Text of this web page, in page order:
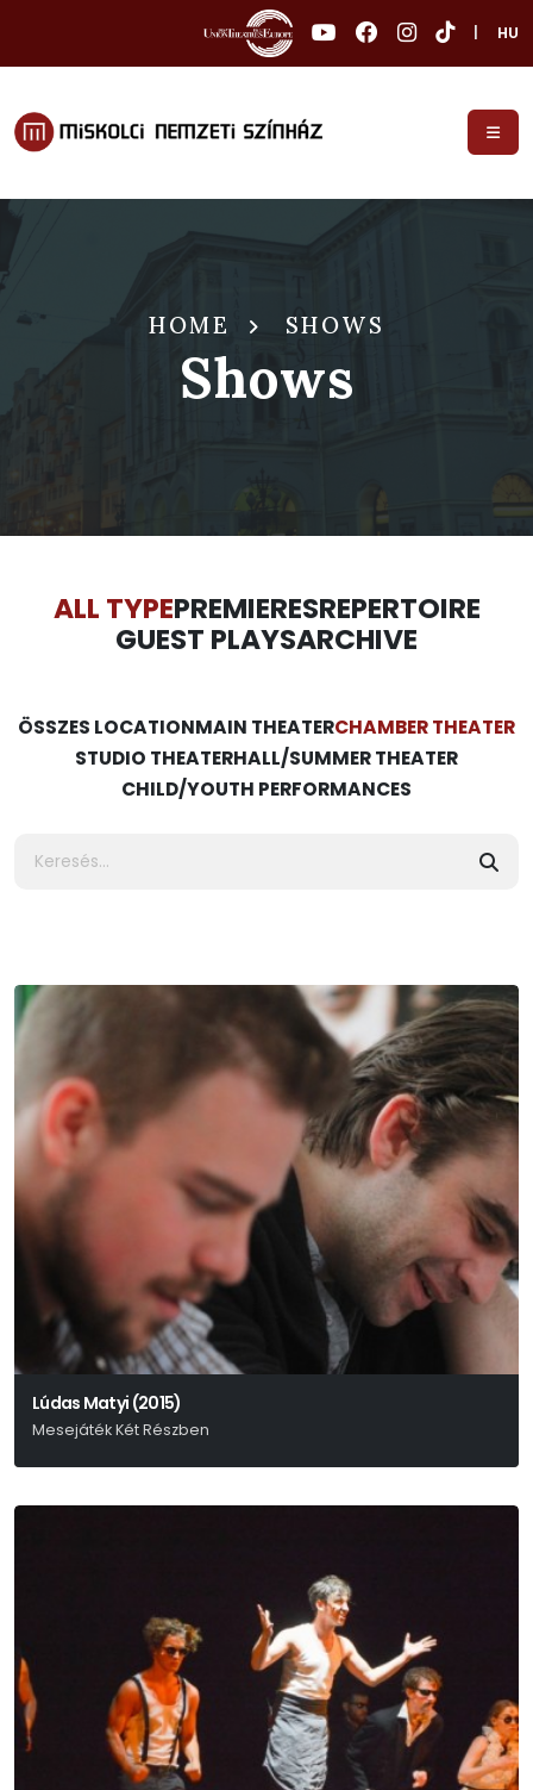
HU
HOME SHOWS
Shows
ALL TYPEPREMIERESREPERTOIRE
GUEST PLAYSARCHIVE
ÖSSZES LOCATIONMAIN THEATERCHAMBER THEATER
STUDIO THEATERHALL/SUMMER THEATER
CHILD/YOUTH PERFORMANCES
Lúdas Matyi (2015)
Mesejáték Két Részben